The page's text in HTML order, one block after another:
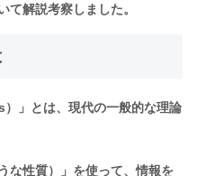
て解説考察しました。
」とは、現代の一般的な理論
な性質）」を使って、情報を